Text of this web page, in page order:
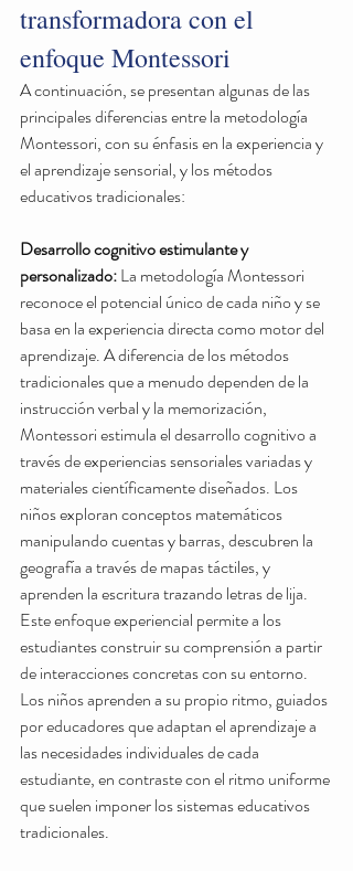
transformadora con el
enfoque Montessori
A continuación, se presentan algunas de las
principales diferencias entre la metodología
Montessori, con su énfasis en la experiencia y
el aprendizaje sensorial, y los métodos
educativos tradicionales:
Desarrollo cognitivo estimulante y
personalizado: La metodología Montessori
reconoce el potencial único de cada niño y se
basa en la experiencia directa como motor del
aprendizaje. A diferencia de los métodos
tradicionales que a menudo dependen de la
instrucción verbal y la memorización,
Montessori estimula el desarrollo cognitivo a
través de experiencias sensoriales variadas y
materiales científicamente diseñados. Los
niños exploran conceptos matemáticos
manipulando cuentas y barras, descubren la
geografía a través de mapas táctiles, y
aprenden la escritura trazando letras de lija.
Este enfoque experiencial permite a los
estudiantes construir su comprensión a partir
de interacciones concretas con su entorno.
Los niños aprenden a su propio ritmo, guiados
por educadores que adaptan el aprendizaje a
las necesidades individuales de cada
estudiante, en contraste con el ritmo uniforme
que suelen imponer los sistemas educativos
tradicionales.